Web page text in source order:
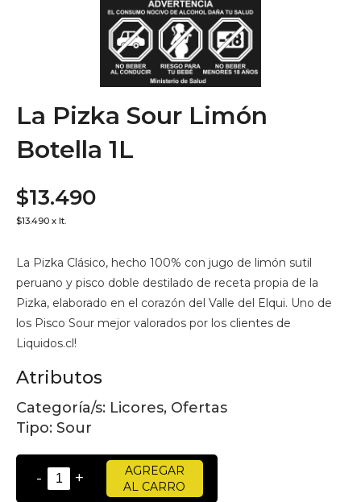
La Pizka Sour Limón
Botella 1L
$13.490
$13.490 x lt.
La Pizka Clásico, hecho 100% con jugo de limón sutil
peruano y pisco doble destilado de receta propia de la
Pizka, elaborado en el corazón del Valle del Elqui. Uno de
los Pisco Sour mejor valorados por los clientes de
Liquidos.cl!
Atributos
Categoría/s: Licores, Ofertas
Tipo: Sour
- +
AGREGAR
AL CARRO